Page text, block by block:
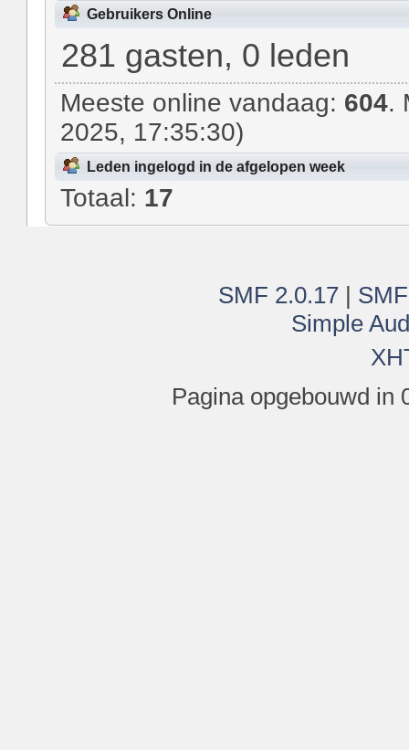
Gebruikers Online
281 gasten, 0 leden
Meeste online vandaag: 604.
2025, 17:35:30)
Leden ingelogd in de afgelopen week
Totaal: 17
SMF 2.0.17 |
Simple
Pagina opgebouwd in